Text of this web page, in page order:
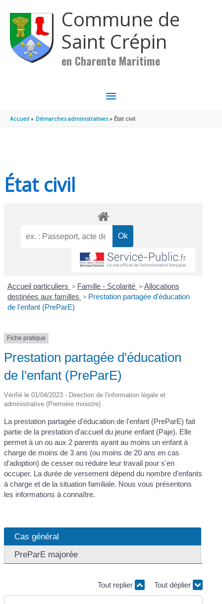
Commune de
Saint Crépin
en Charente Maritime
MENU
PRINCIPAL
Accueil Démarches administratives État civil
État civil
Accueil particuliers > Famille - Scolarité > Allocations
destinées aux familles > Prestation partagée d'éducation
de l'enfant (PreParE)
Fiche pratique
Prestation partagée d'éducation
de l'enfant (PreParE)
Vérifié le 01/04/2023 - Direction de l'information légale et
administrative (Première ministre)
La prestation partagée d'éducation de l'enfant (PreParE) fait
partie de la prestation d'accueil du jeune enfant (Paje). Elle
permet à un ou aux 2 parents ayant au moins un enfant à
charge de moins de 3 ans (ou moins de 20 ans en cas
d'adoption) de cesser ou réduire leur travail pour s'en
occuper. La durée de versement dépend du nombre d'enfants
à charge et de la situation familiale. Nous vous présentons
les informations à connaître.
Cas général
PreParE majorée
Tout replier Tout déplier